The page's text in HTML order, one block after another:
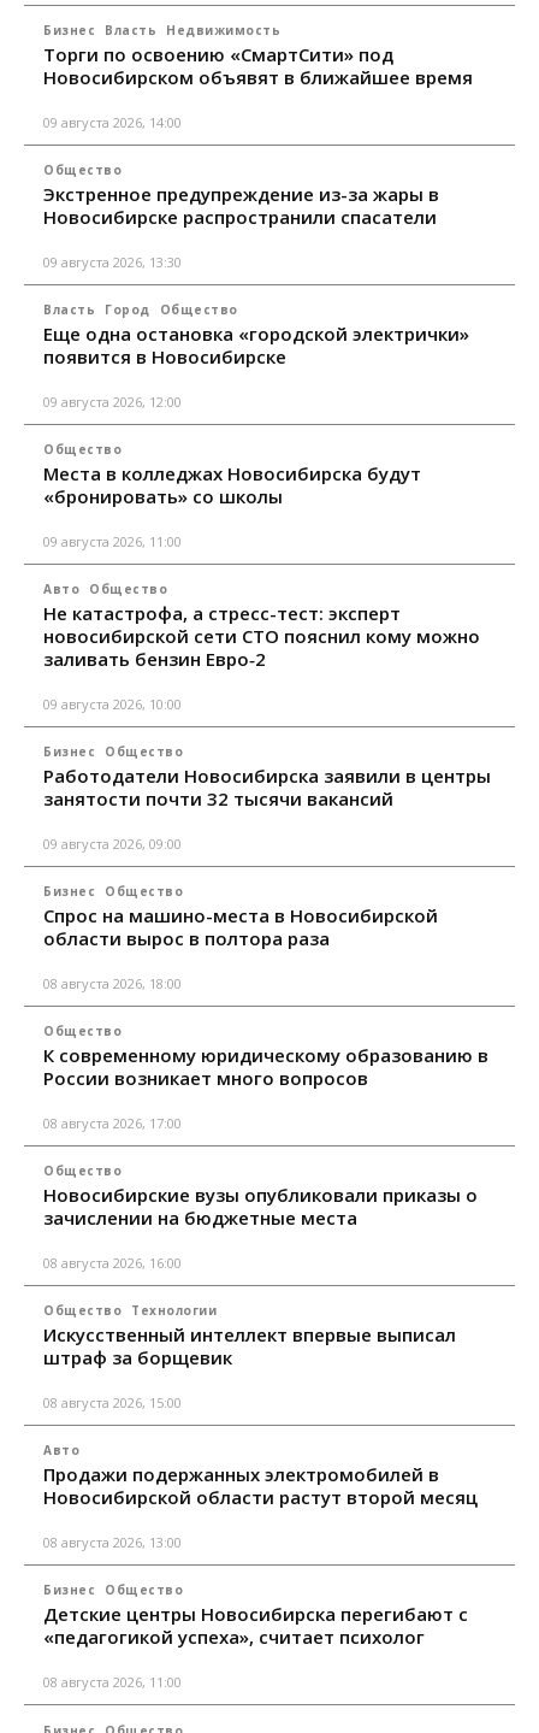
Бизнес Власть Недвижимость
Торги по освоению «СмартСити» под
Новосибирском объявят в ближайшее время
09 августа 2026, 14:00
Общество
Экстренное предупреждение из-за жары в
Новосибирске распространили спасатели
09 августа 2026, 13:30
Власть Город Общество
Еще одна остановка «городской электрички»
появится в Новосибирске
09 августа 2026, 12:00
Общество
Места в колледжах Новосибирска будут
«бронировать» со школы
09 августа 2026, 11:00
Авто Общество
Не катастрофа, а стресс-тест: эксперт
новосибирской сети СТО пояснил кому можно
заливать бензин Евро‑2
09 августа 2026, 10:00
Бизнес Общество
Работодатели Новосибирска заявили в центры
занятости почти 32 тысячи вакансий
09 августа 2026, 09:00
Бизнес Общество
Спрос на машино-места в Новосибирской
области вырос в полтора раза
08 августа 2026, 18:00
Общество
К современному юридическому образованию в
России возникает много вопросов
08 августа 2026, 17:00
Общество
Новосибирские вузы опубликовали приказы о
зачислении на бюджетные места
08 августа 2026, 16:00
Общество Технологии
Искусственный интеллект впервые выписал
штраф за борщевик
08 августа 2026, 15:00
Авто
Продажи подержанных электромобилей в
Новосибирской области растут второй месяц
08 августа 2026, 13:00
Бизнес Общество
Детские центры Новосибирска перегибают с
«педагогикой успеха», считает психолог
08 августа 2026, 11:00